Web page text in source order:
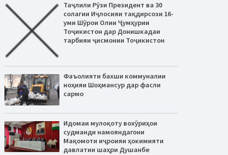
Таҷлили Рӯзи Президент ва 30
солагии Иҷлосияи тақдирсози 16-
уми Шӯрои Олии Ҷумҳурии
Тоҷикистон дар Донишкадаи
тарбияи ҷисмонии Тоҷикистон
Фаъолияти бахши коммуналии
ноҳияи Шоҳмансур дар фасли
сармо
Идомаи мулоқоту вохӯриҳои
судманди намояндагони
Мақомоти иҷроияи ҳокимияти
давлатии шаҳри Душанбе